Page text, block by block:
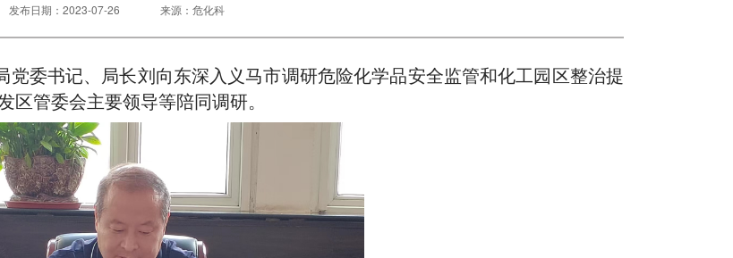
发布日期： 2023-07-26 来源： 危化科
党委书记、局长刘向东深入义马市调研危险化学品安全监管和化工园区整治提
区管委会主要领导等陪同调研。